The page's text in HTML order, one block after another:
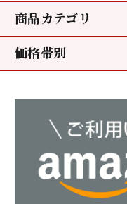
商品カテゴリ
贈り物
小鯛のささ漬
若狭甘鯛
価格帯別
3,240円～5,400円
5,400円～